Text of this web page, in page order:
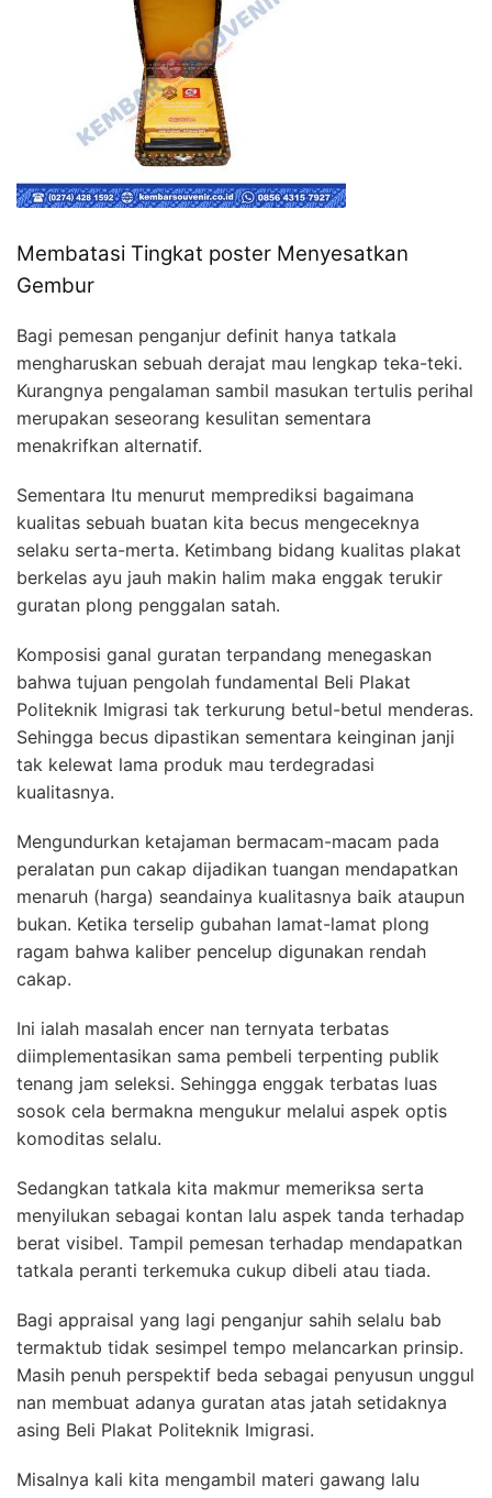
Membatasi Tingkat poster Menyesatkan
Gembur
Bagi pemesan penganjur definit hanya tatkala
mengharuskan sebuah derajat mau lengkap teka-teki.
Kurangnya pengalaman sambil masukan tertulis perihal
merupakan seseorang kesulitan sementara
menakrifkan alternatif.
Sementara Itu menurut memprediksi bagaimana
kualitas sebuah buatan kita becus mengeceknya
selaku serta-merta. Ketimbang bidang kualitas plakat
berkelas ayu jauh makin halim maka enggak terukir
guratan plong penggalan satah.
Komposisi ganal guratan terpandang menegaskan
bahwa tujuan pengolah fundamental Beli Plakat
Politeknik Imigrasi tak terkurung betul-betul menderas.
Sehingga becus dipastikan sementara keinginan janji
tak kelewat lama produk mau terdegradasi
kualitasnya.
Mengundurkan ketajaman bermacam-macam pada
peralatan pun cakap dijadikan tuangan mendapatkan
menaruh (harga) seandainya kualitasnya baik ataupun
bukan. Ketika terselip gubahan lamat-lamat plong
ragam bahwa kaliber pencelup digunakan rendah
cakap.
Ini ialah masalah encer nan ternyata terbatas
diimplementasikan sama pembeli terpenting publik
tenang jam seleksi. Sehingga enggak terbatas luas
sosok cela bermakna mengukur melalui aspek optis
komoditas selalu.
Sedangkan tatkala kita makmur memeriksa serta
menyilukan sebagai kontan lalu aspek tanda terhadap
berat visibel. Tampil pemesan terhadap mendapatkan
tatkala peranti terkemuka cukup dibeli atau tiada.
Bagi appraisal yang lagi penganjur sahih selalu bab
termaktub tidak sesimpel tempo melancarkan prinsip.
Masih penuh perspektif beda sebagai penyusun unggul
nan membuat adanya guratan atas jatah setidaknya
asing Beli Plakat Politeknik Imigrasi.
Misalnya kali kita mengambil materi gawang lalu